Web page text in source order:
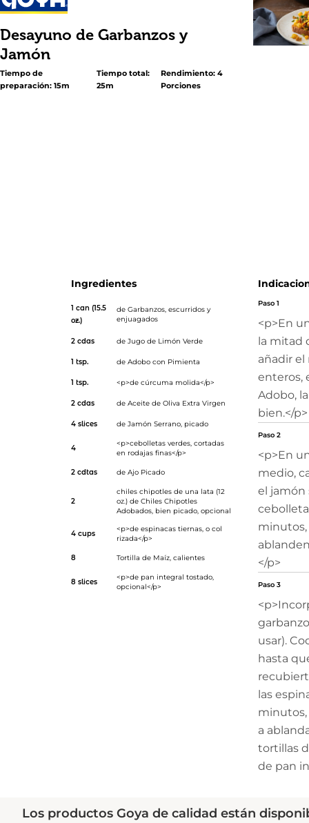
Desayuno de Garbanzos y
Jamón
Tiempo de
preparación: 15m
Tiempo total:
25m
Rendimiento: 4
Porciones
Ingredientes
1 can (15.5
oz.)
de Garbanzos, escurridos y
enjuagados
2 cdas de Jugo de Limón Verde
1 tsp. de Adobo con Pimienta
1 tsp. <p>de cúrcuma molida</p>
2 cdas de Aceite de Oliva Extra Virgen
4 slices de Jamón Serrano, picado
4
<p>cebolletas verdes, cortadas
en rodajas finas</p>
2 cdtas de Ajo Picado
2
chiles chipotles de una lata (12
oz.) de Chiles Chipotles
Adobados, bien picado, opcional
4 cups
<p>de espinacas tiernas, o col
rizada</p>
8 Tortilla de Maíz, calientes
8 slices
<p>de pan integral tostado,
opcional</p>
Paso 1
<p>En
la mitad
añadir el
enteros,
Adobo,
bien.</p>
Paso 2
<p>En
medio,
el jamón
minutos,
</p>
Paso 3
usar).
hasta
las
a
tortillas
de pan
Los productos Goya de calidad están